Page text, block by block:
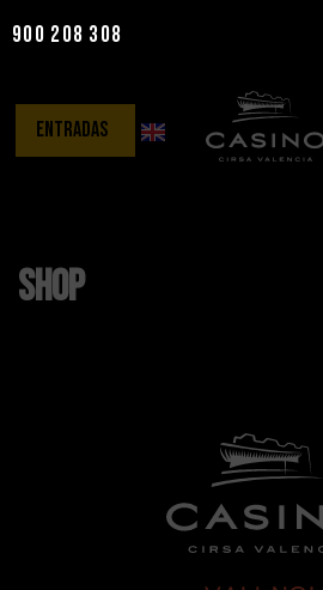
contenido
900 208 308
entradas
Shop